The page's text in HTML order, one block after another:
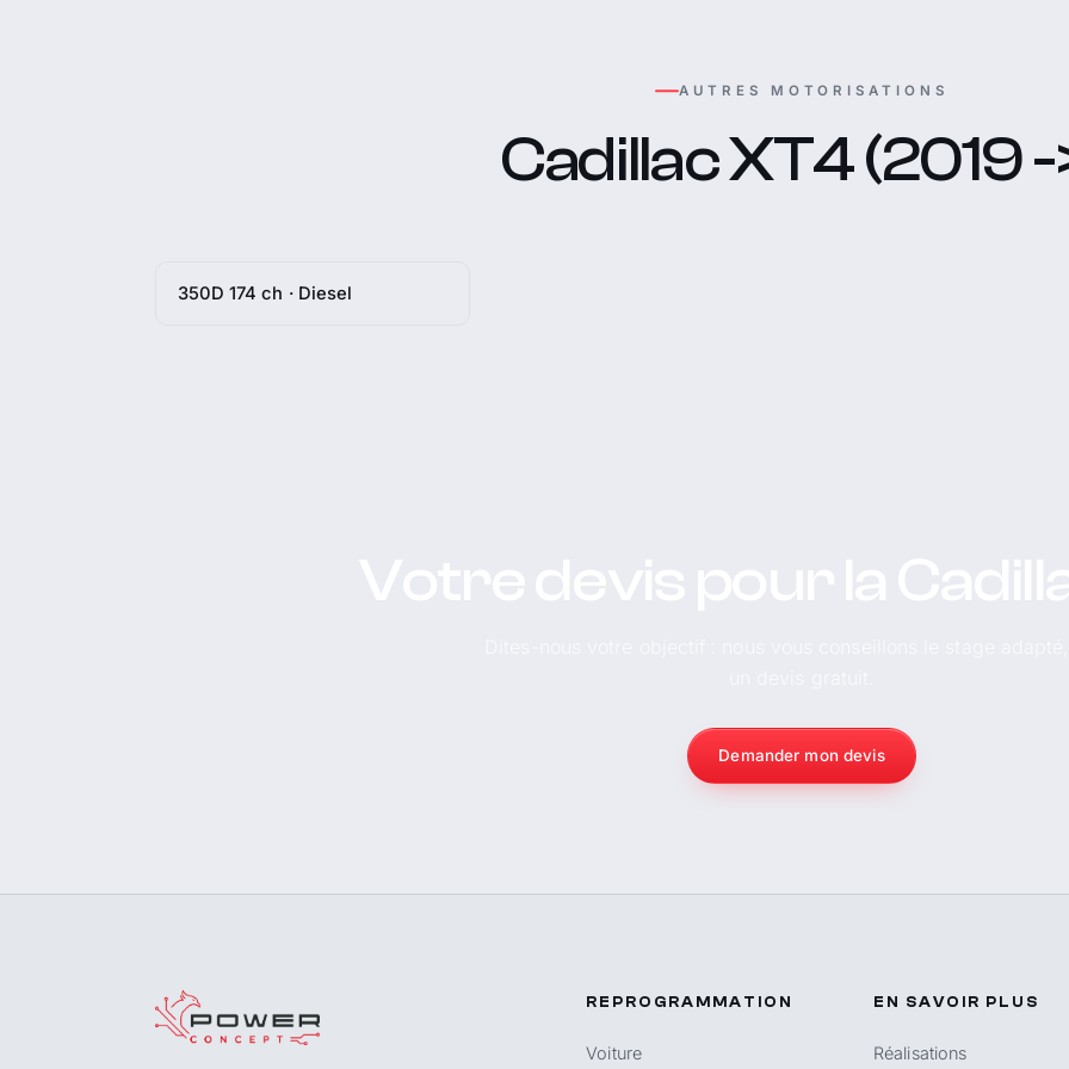
AUTRES MOTORISATIONS
Cadillac XT4 (2019 -
350D 174 ch · Diesel
Demander mon devis
REPROGRAMMATION
Voiture
EN SAVOIR PLUS
Réalisations